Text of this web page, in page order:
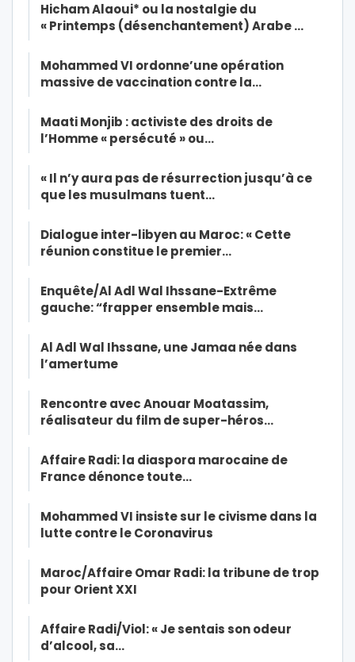
Hicham Alaoui* ou la nostalgie du
« Printemps (désenchantement) Arabe …
Mohammed VI ordonne’une opération
massive de vaccination contre la…
Maati Monjib : activiste des droits de
l’Homme « persécuté » ou…
« Il n’y aura pas de résurrection jusqu’à ce
que les musulmans tuent…
Dialogue inter-libyen au Maroc: « Cette
réunion constitue le premier…
Enquête/Al Adl Wal Ihssane-Extrême
gauche: “frapper ensemble mais…
Al Adl Wal Ihssane, une Jamaa née dans
l’amertume
Rencontre avec Anouar Moatassim,
réalisateur du film de super-héros…
Affaire Radi: la diaspora marocaine de
France dénonce toute…
Mohammed VI insiste sur le civisme dans la
lutte contre le Coronavirus
Maroc/Affaire Omar Radi: la tribune de trop
pour Orient XXI
Affaire Radi/Viol: « Je sentais son odeur
d’alcool, sa…